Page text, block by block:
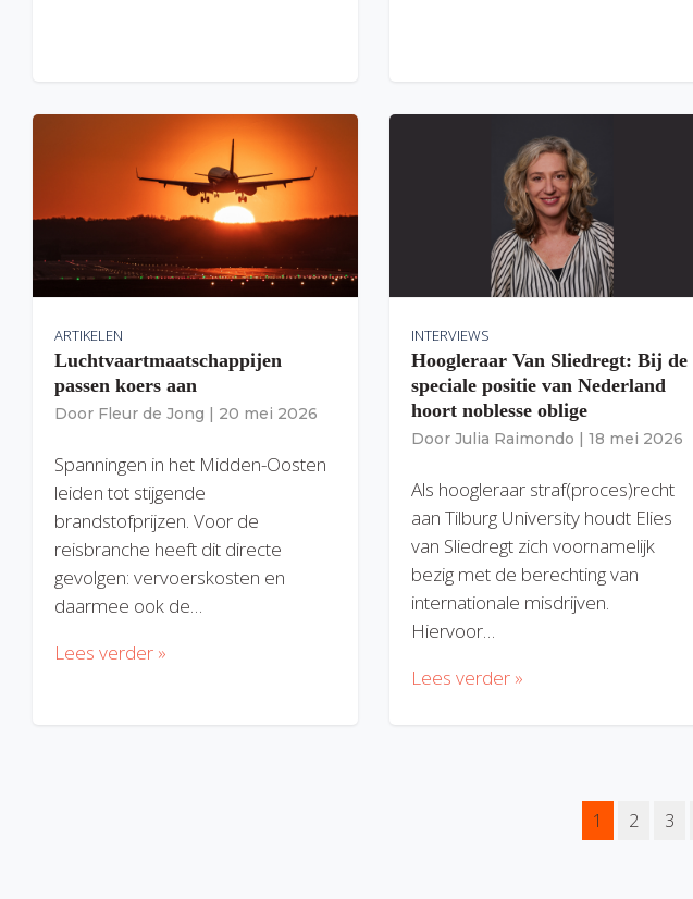
ARTIKELEN
Luchtvaartmaatschappijen
passen koers aan
Door Fleur de Jong | 20 mei 2026
Spanningen in het Midden-Oosten
leiden tot stijgende
brandstofprijzen. Voor de
reisbranche heeft dit directe
gevolgen: vervoerskosten en
daarmee ook de…
Lees verder »
INTERVIEWS
Hoogleraar Van Sliedregt: Bij de
speciale positie van Nederland
hoort noblesse oblige
Door Julia Raimondo | 18 mei 2026
Als hoogleraar straf(proces)recht
aan Tilburg University houdt Elies
van Sliedregt zich voornamelijk
bezig met de berechting van
internationale misdrijven.
Hiervoor…
Lees verder »
1 2 3